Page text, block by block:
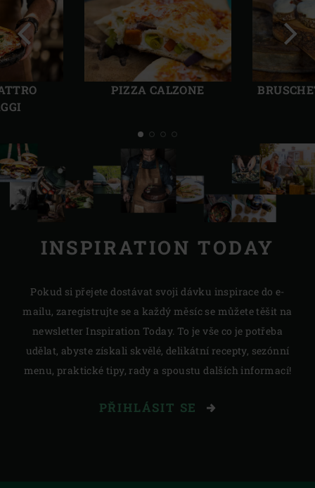
PIZZA CALZONE
Předchozí
INSPIRATION TODAY
Pokud si přejete dostávat svoji dávku inspirace do e-
mailu, zaregistrujte se a každý měsíc se můžete těšit na
newsletter Inspiration Today. To je vše co je potřeba
udělat, abyste získali skvělé, delikátní recepty, sezónní
menu, praktické tipy, rady a spoustu dalších informací!
PŘIHLÁSIT SE